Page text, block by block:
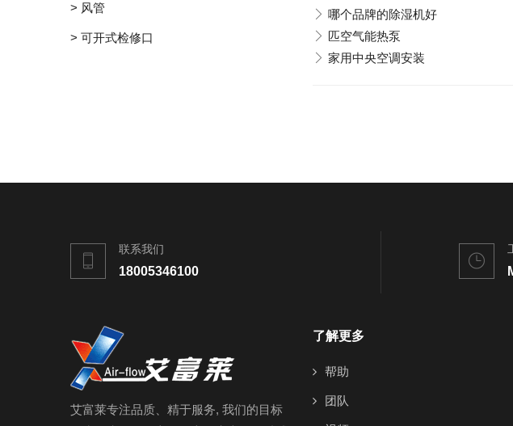
哪个品牌的除湿机好
匹空气能热泵
家用中央空调安装
> 风管
> 可开式检修口
联系我们
18005346100
艾富莱专注品质、精于服务, 我们的目标
了解更多
帮助
团队